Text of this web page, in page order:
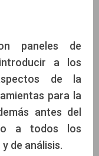
paneles de
a los
de la
para la
antes del
a todos los
de análisis.